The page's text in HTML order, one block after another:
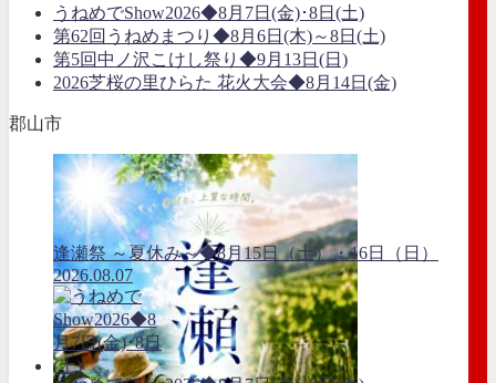
うねめでShow2026◆8月7日(金)･8日(土)
第62回うねめまつり◆8月6日(木)～8日(土)
第5回中ノ沢こけし祭り◆9月13日(日)
2026芝桜の里ひらた 花火大会◆8月14日(金)
郡山市
逢瀬祭 ～夏休み～◆8月15日（土）・16日（日）
2026.08.07